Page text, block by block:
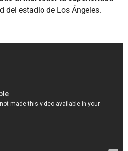
del estadio de Los Ángeles.